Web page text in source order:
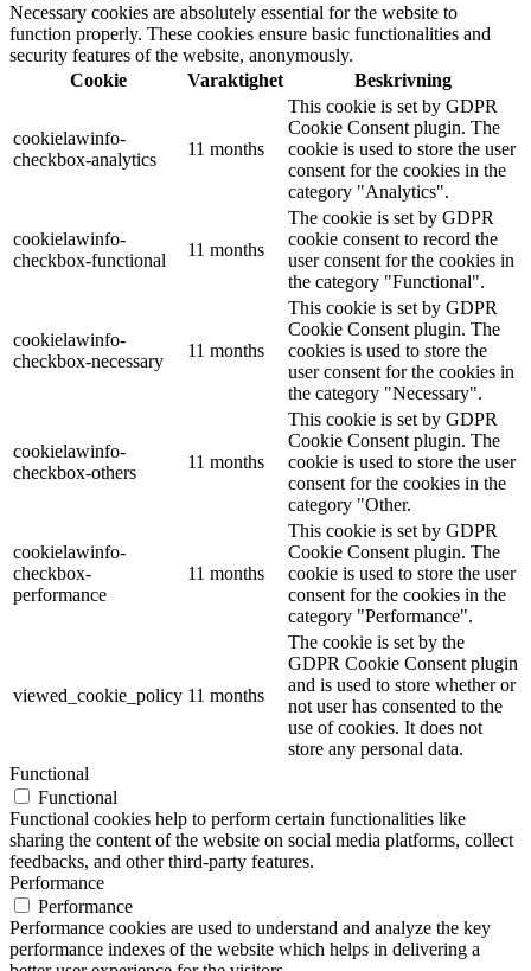
Necessary cookies are absolutely essential for the website to
function properly. These cookies ensure basic functionalities and
security features of the website, anonymously.
Cookie
Varaktighet Beskrivning
cookielawinfo-
checkbox-analytics
11 months
This cookie is set by GDPR
Cookie Consent plugin. The
cookie is used to store the user
consent for the cookies in the
category "Analytics".
cookielawinfo-
checkbox-functional
11 months
The cookie is set by GDPR
cookie consent to record the
user consent for the cookies in
the category "Functional".
cookielawinfo-
checkbox-necessary
11 months
This cookie is set by GDPR
Cookie Consent plugin. The
cookies is used to store the
user consent for the cookies in
the category "Necessary".
cookielawinfo-
checkbox-others
11 months
This cookie is set by GDPR
Cookie Consent plugin. The
cookie is used to store the user
consent for the cookies in the
category "Other.
cookielawinfo-
checkbox-
performance
11 months
This cookie is set by GDPR
Cookie Consent plugin. The
cookie is used to store the user
consent for the cookies in the
category "Performance".
viewed_cookie_policy 11 months
The cookie is set by the
GDPR Cookie Consent plugin
and is used to store whether or
not user has consented to the
use of cookies. It does not
store any personal data.
Functional
Functional
Functional cookies help to perform certain functionalities like
sharing the content of the website on social media platforms, collect
feedbacks, and other third-party features.
Performance
Performance
Performance cookies are used to understand and analyze the key
performance indexes of the website which helps in delivering a